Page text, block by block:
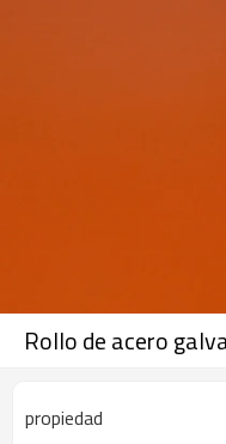
Rollo de acero
propiedad